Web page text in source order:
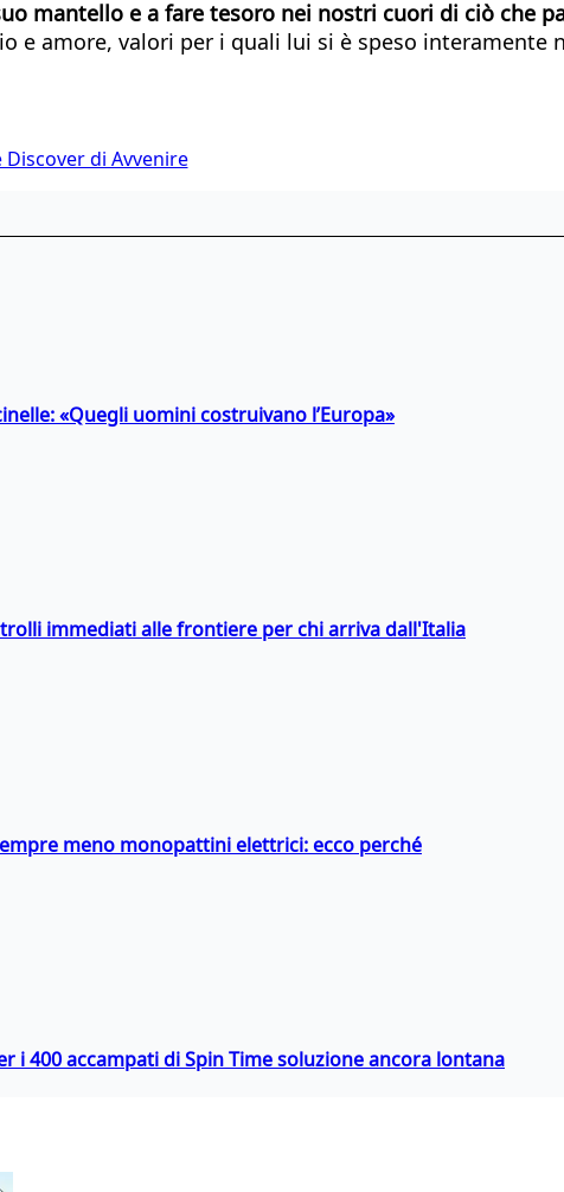
mantello e a fare tesoro nei nostri cuori di ciò che
e amore, valori per i quali lui si è speso
di Avvenire
«Quegli uomini costruivano l’Europa»
immediati alle frontiere per chi arriva dall'Italia
meno monopattini elettrici: ecco perché
i 400 accampati di Spin Time soluzione ancora lontana